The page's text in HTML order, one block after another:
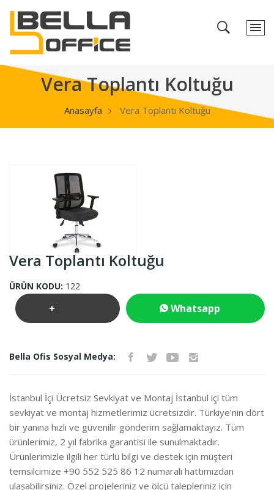
Vera Toplantı Koltuğu
Anasayfa Vera Toplantı Koltuğu
Vera Toplantı Koltuğu
ÜRÜN KODU: 122
+ Whatsapp
Bella Ofis Sosyal Medya:
İstanbul İçi Ücretsiz Sevkiyat ve Montaj İstanbul içi tüm
sevkiyat ve montaj hizmetlerimiz ücretsizdir. Türkiye’nin dört
bir yanına hızlı ve güvenilir gönderim sağlamaktayız. Tüm
ürünlerimiz, 2 yıl fabrika garantisi ile sunulmaktadır.
Ürünlerimizle ilgili her türlü bilgi ve destek için müşteri
temsilcimize +90 552 525 86 12 numaralı hattımızdan
ulaşabilirsiniz. Özel projeleriniz ve ölçü talepleriniz için